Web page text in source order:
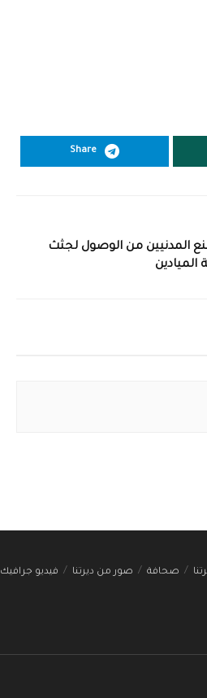
Share
المدنيين من الوصول لجثث
صحافة صور من ديرتنا فيديو جرافيك